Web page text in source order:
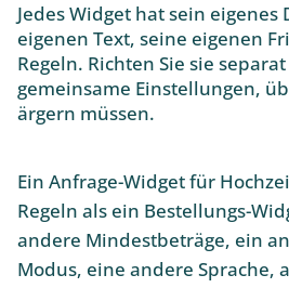
Jedes Widget hat sein eigenes
eigenen Text, seine eigenen
Regeln. Richten Sie sie
gemeinsame Einstellungen,
ärgern müssen.
Ein Anfrage-Widget für
Regeln als ein Bestellungs-
andere Mindestbeträge, ein
Modus, eine andere Sprache,